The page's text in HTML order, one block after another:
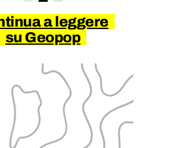
a leggere
su Geopop